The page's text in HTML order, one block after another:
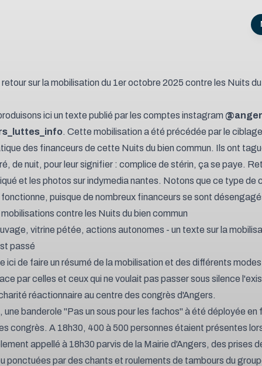
sur la mobilisation du 1er octobre 2025 contre les Nuits
ici un texte publié par les comptes instagram
. Cette mobilisation a été précédée par le ciblage
des financeurs de cette Nuits du bien commun. Ils ont
de nuit, pour leur signifier : complice de stérin, ça se paye.
et les photos sur indymedia nantes. Notons que ce type de
puisque de nombreux financeurs se sont
contre les Nuits du bien commun
vitrine pétée, actions autonomes - un texte sur la
passé
ici de faire un résumé de la mobilisation et des différents
par celles et ceux qui ne voulait pas passer sous silence
réactionnaire au centre des congrès d'Angers.
une banderole "Pas un sous pour les fachos" à été déployée en
congrès. A 18h30, 400 à 500 personnes étaient présentes
appellé à 18h30 parvis de la Mairie d'Angers, des prises
ponctuées par des chants et roulements de tambours du